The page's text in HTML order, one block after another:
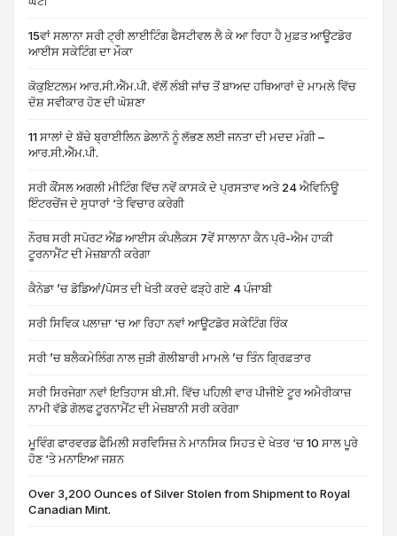
15ਵਾਂ ਸਲਾਨਾ ਸਰੀ ਟ੍ਰੀ ਲਾਈਟਿੰਗ ਫੈਸਟੀਵਲ ਲੈ ਕੇ ਆ ਰਿਹਾ ਹੈ ਮੁਫ਼ਤ ਆਊਟਡੋਰ
ਆਈਸ ਸਕੇਟਿੰਗ ਦਾ ਮੌਕਾ
ਕੋਕੁਇਟਲਮ ਆਰ.ਸੀ.ਐੱਮ.ਪੀ. ਵੱਲੋਂ ਲੰਬੀ ਜਾਂਚ ਤੋਂ ਬਾਅਦ ਹਥਿਆਰਾਂ ਦੇ ਮਾਮਲੇ ਵਿੱਚ
ਦੋਸ਼ ਸਵੀਕਾਰ ਹੋਣ ਦੀ ਘੋਸ਼ਣਾ
11 ਸਾਲਾਂ ਦੇ ਬੱਚੇ ਬ੍ਰਾਈਲਿਨ ਡੇਲਾਨੋ ਨੂੰ ਲੱਭਣ ਲਈ ਜਨਤਾ ਦੀ ਮਦਦ ਮੰਗੀ –
ਆਰ.ਸੀ.ਐੱਮ.ਪੀ.
ਸਰੀ ਕੌਂਸਲ ਅਗਲੀ ਮੀਟਿੰਗ ਵਿੱਚ ਨਵੇਂ ਕਾਸਕੋ ਦੇ ਪ੍ਰਸਤਾਵ ਅਤੇ 24 ਐਵਿਨਿਊ
ਇੰਟਰਚੇਂਜ ਦੇ ਸੁਧਾਰਾਂ ‘ਤੇ ਵਿਚਾਰ ਕਰੇਗੀ
ਨੌਰਥ ਸਰੀ ਸਪੋਰਟ ਐਂਡ ਆਈਸ ਕੰਪਲੈਕਸ 7ਵੇਂ ਸਾਲਾਨਾ ਕੈਨ ਪ੍ਰੋ-ਐਮ ਹਾਕੀ
ਟੂਰਨਾਮੈਂਟ ਦੀ ਮੇਜ਼ਬਾਨੀ ਕਰੇਗਾ
ਕੈਨੇਡਾ ’ਚ ਡੋਡਿਆਂ/ਪੋਸਤ ਦੀ ਖੇਤੀ ਕਰਦੇ ਫੜ੍ਹੇ ਗਏ 4 ਪੰਜਾਬੀ
ਸਰੀ ਸਿਵਿਕ ਪਲਾਜ਼ਾ ‘ਚ ਆ ਰਿਹਾ ਨਵਾਂ ਆਊਟਡੋਰ ਸਕੇਟਿੰਗ ਰਿੰਕ
ਸਰੀ ’ਚ ਬਲੈਕਮੇਲਿੰਗ ਨਾਲ ਜੁੜੀ ਗੋਲੀਬਾਰੀ ਮਾਮਲੇ ’ਚ ਤਿੰਨ ਗ੍ਰਿਫ਼ਤਾਰ
ਸਰੀ ਸਿਰਜੇਗਾ ਨਵਾਂ ਇਤਿਹਾਸ ਬੀ.ਸੀ. ਵਿੱਚ ਪਹਿਲੀ ਵਾਰ ਪੀਜੀਏ ਟੂਰ ਅਮੈਰੀਕਾਜ਼
ਨਾਮੀ ਵੱਡੇ ਗੋਲਫ ਟੂਰਨਾਮੈਂਟ ਦੀ ਮੇਜ਼ਬਾਨੀ ਸਰੀ ਕਰੇਗਾ
ਮੂਵਿੰਗ ਫਾਰਵਰਡ ਫੈਮਿਲੀ ਸਰਵਿਸਿਜ਼ ਨੇ ਮਾਨਸਿਕ ਸਿਹਤ ਦੇ ਖੇਤਰ ‘ਚ 10 ਸਾਲ ਪੂਰੇ
ਹੋਣ ‘ਤੇ ਮਨਾਇਆ ਜਸ਼ਨ
Over 3,200 Ounces of Silver Stolen from Shipment to Royal
Canadian Mint.